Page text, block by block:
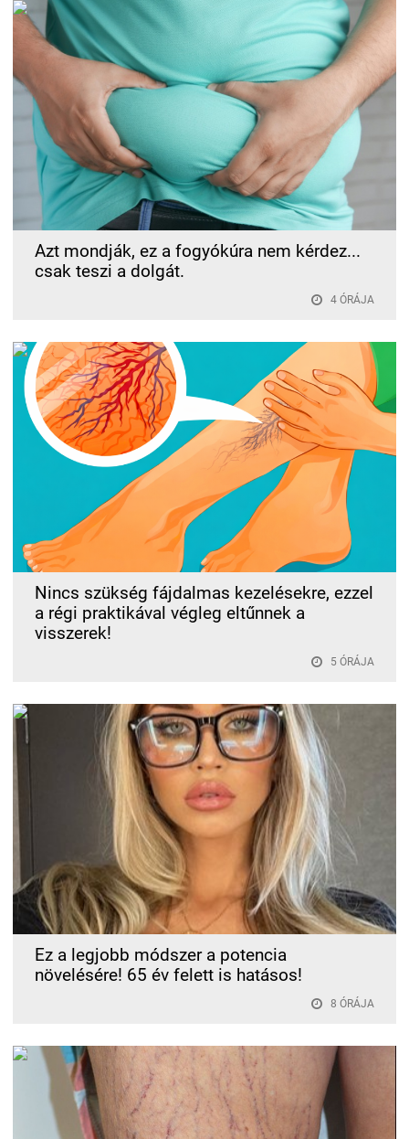
Azt mondják, ez a fogyókúra nem kérdez...
csak teszi a dolgát.
4 ÓRÁJA
Nincs szükség fájdalmas kezelésekre, ezzel
a régi praktikával végleg eltűnnek a
visszerek!
5 ÓRÁJA
Ez a legjobb módszer a potencia
növelésére! 65 év felett is hatásos!
8 ÓRÁJA